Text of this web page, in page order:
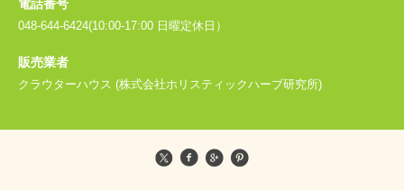
電話番号
048-644-6424(10:00-17:00 日曜定休日）
販売業者
クラウターハウス (株式会社ホリスティックハーブ研究所)